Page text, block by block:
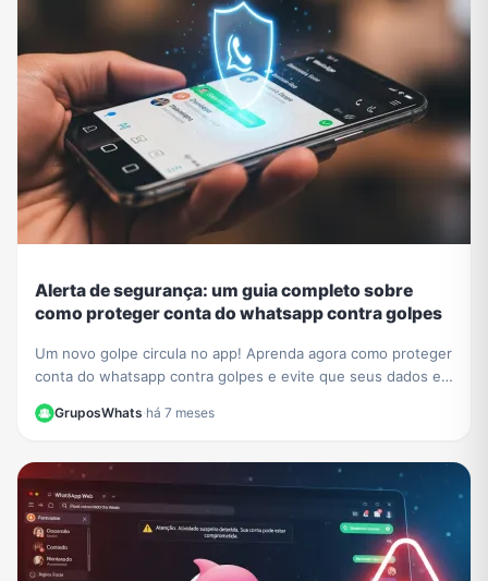
Alerta de segurança: um guia completo sobre
como proteger conta do whatsapp contra golpes
Um novo golpe circula no app! Aprenda agora como proteger
conta do whatsapp contra golpes e evite que seus dados e
GruposWhats·há 7 meses